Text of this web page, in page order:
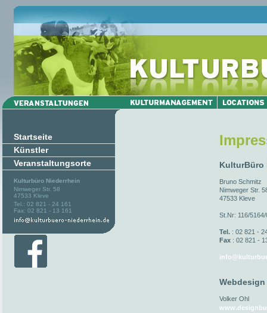
Startseite
Künstler
Veranstaltungsorte
Kulturbüro Niederrhein
Nimweger Str. 58
47533 Kleve
Tel.: 02 821 - 24 161
Fax: 02 821 - 13 161
KulturBüro
Bruno Schmitz
Nimweger Str.
47533 Kleve
St.Nr: 116/
Tel. : 02 821 -
Fax : 02 821 -
Webdesign
Volker Ohl